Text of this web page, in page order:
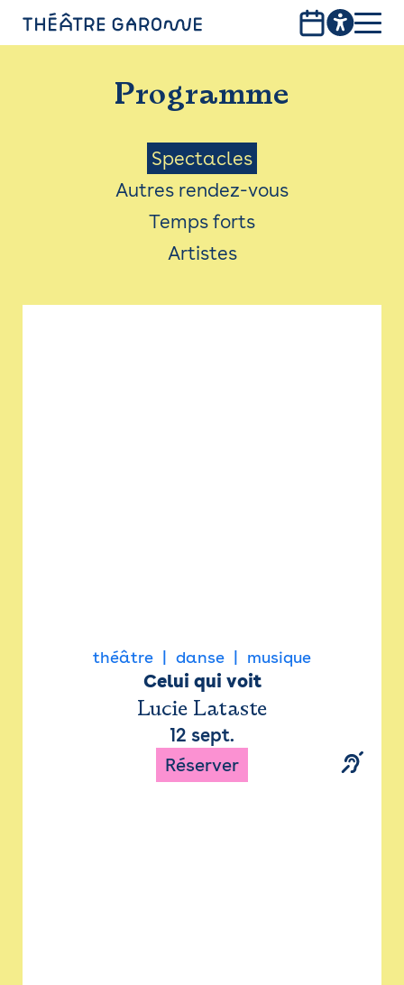
PROGRAMME
INFOS PRATIQUES
AVEC LES PUBLICS
ACCESSIBILITÉ
LES PRODUCTIONS
Programme
Menu
Saison
Spectacles
Autres rendez-vous
Temps forts
Artistes
théâtre danse musique
Celui qui voit
Lucie Lataste
12 sept.
Réserver